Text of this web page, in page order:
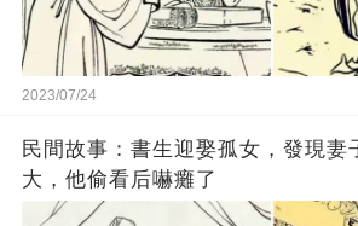
2023/07/24
民間故事：書生迎娶孤女，發現妻
大，他偷看后嚇癱了